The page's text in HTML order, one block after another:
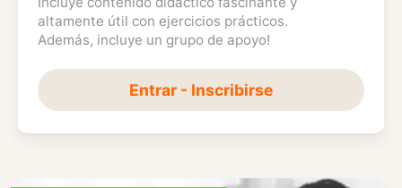
altamente útil con ejercicios prácticos.
Además, incluye un grupo de apoyo!
Entrar - Inscribirse